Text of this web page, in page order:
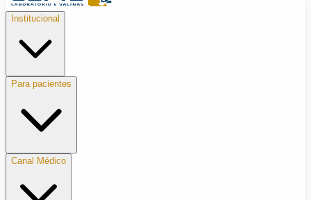
Institucional
Para pacientes
Canal Médico